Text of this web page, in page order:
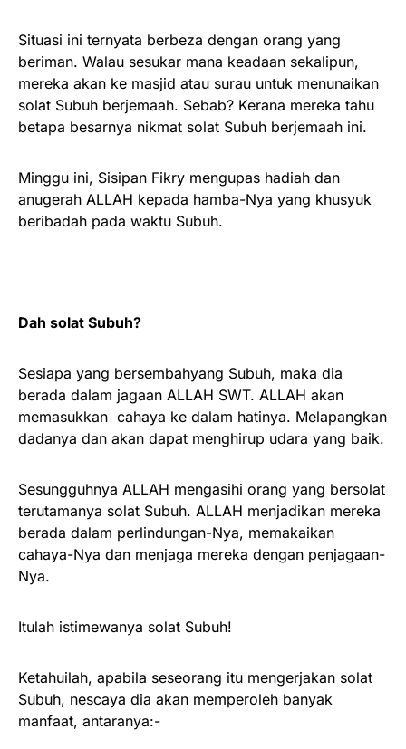
Situasi ini ternyata berbeza dengan orang yang
beriman. Walau sesukar mana keadaan sekalipun,
mereka akan ke masjid atau surau untuk menunaikan
solat Subuh berjemaah. Sebab? Kerana mereka tahu
betapa besarnya nikmat solat Subuh berjemaah ini.
Minggu ini, Sisipan Fikry mengupas hadiah dan
anugerah ALLAH kepada hamba-Nya yang khusyuk
beribadah pada waktu Subuh.
Dah solat Subuh?
Sesiapa yang bersembahyang Subuh, maka dia
berada dalam jagaan ALLAH SWT. ALLAH akan
memasukkan cahaya ke dalam hatinya. Melapangkan
dadanya dan akan dapat menghirup udara yang baik.
Sesungguhnya ALLAH mengasihi orang yang bersolat
terutamanya solat Subuh. ALLAH menjadikan mereka
berada dalam perlindungan-Nya, memakaikan
cahaya-Nya dan menjaga mereka dengan penjagaan-
Nya.
Itulah istimewanya solat Subuh!
Ketahuilah, apabila seseorang itu mengerjakan solat
Subuh, nescaya dia akan memperoleh banyak
manfaat, antaranya:-